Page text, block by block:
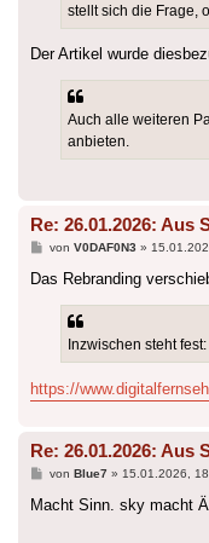
stellt sich die Frage,
Der Artikel wurde
Auch alle weiteren
anbieten.
Re: 26.01.2026: Aus
Beitrag
von V0DAF0N3»
Das Rebranding
Inzwischen steht
https://
Re: 26.01.2026: Aus
Beitrag
von Blue7» 15.01.2026,
Macht Sinn. sky macht